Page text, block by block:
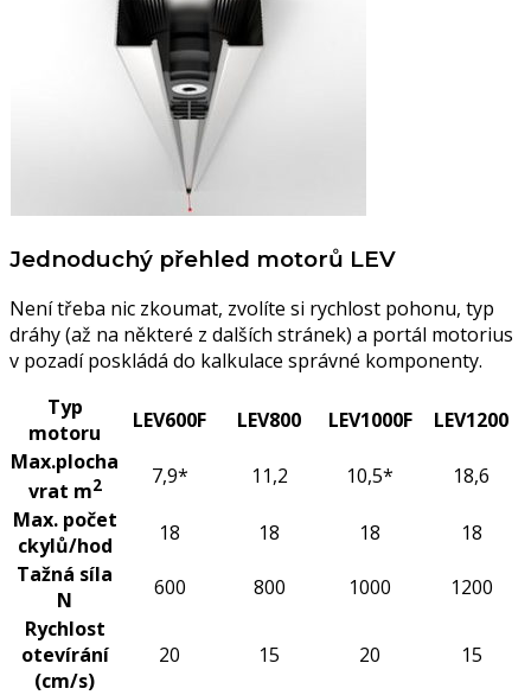
Jednoduchý přehled motorů LEV
Není třeba nic zkoumat, zvolíte si rychlost pohonu, typ
dráhy (až na některé z dalších stránek) a portál motorius
v pozadí poskládá do kalkulace správné komponenty.
Typ
motoru
LEV600F LEV800 LEV1000F
LEV1200
Max.plocha
vrat m2 7,9* 11,2 10,5*
18,6
Max. počet
ckylů/hod
18 18 18
18
Tažná síla
N
600 800 1000
1200
Rychlost
otevírání
(cm/s)
20 15 20 15